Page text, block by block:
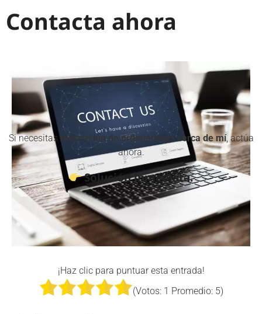
Contacta ahora
Si necesitasreparación de ordenadores cerca de mí, actúa
ahora.
Solución inmediata.
¡Haz clic para puntuar esta entrada!
(Votos: 1 Promedio: 5)